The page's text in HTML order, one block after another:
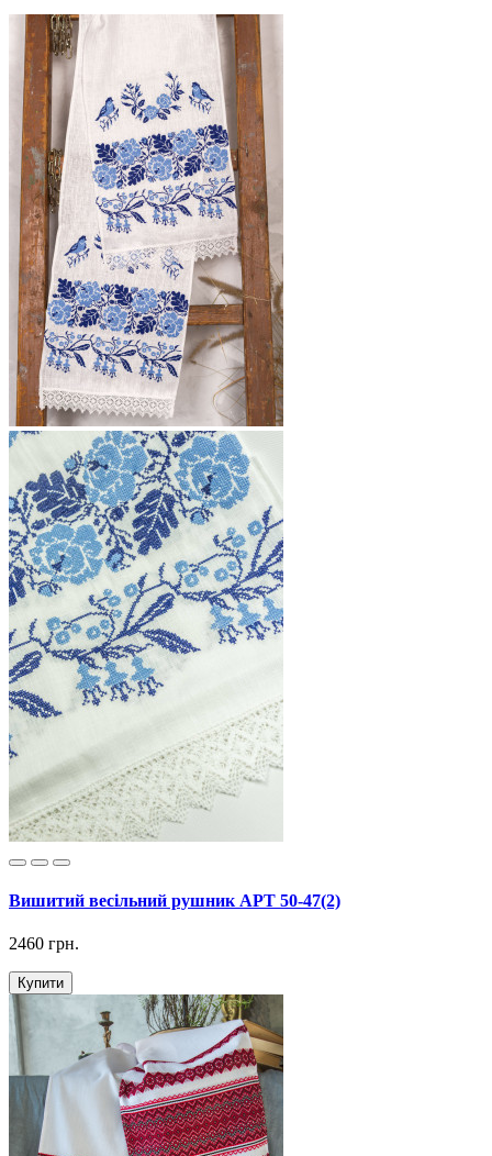
Вишитий весільний рушник АРТ 50-47(2)
2460 грн.
Купити